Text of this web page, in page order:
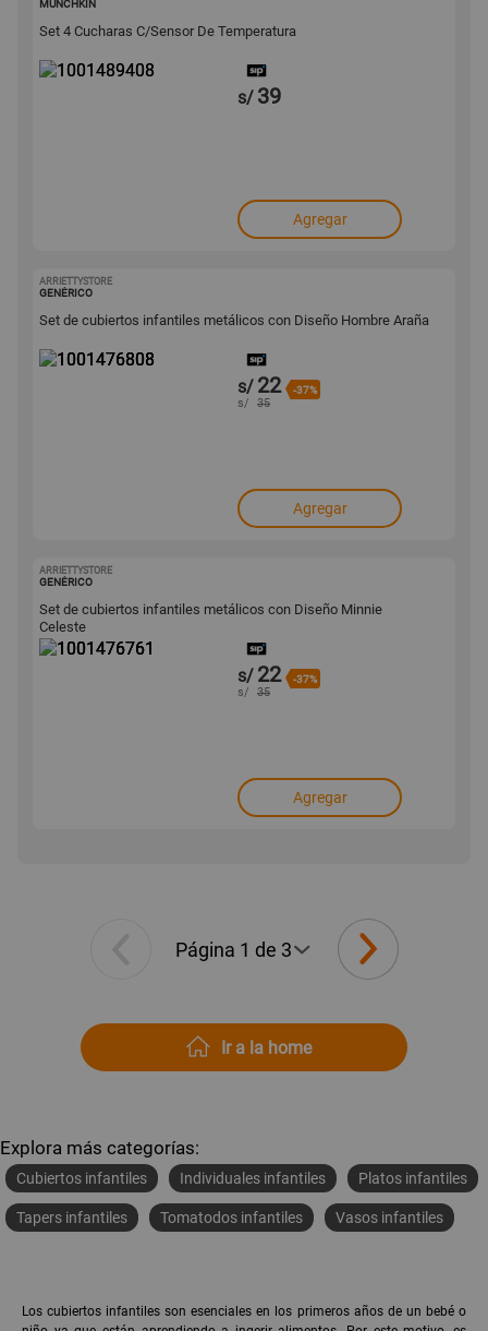
MUNCHKIN
Set 4 Cucharas C/Sensor De Temperatura
s/ 39
Agregar
ARRIETTYSTORE
GENÉRICO
Set de cubiertos infantiles metálicos con Diseño Hombre Araña
s/ 22 -37%
s/ 35
Agregar
ARRIETTYSTORE
GENÉRICO
Set de cubiertos infantiles metálicos con Diseño Minnie
Celeste
s/ 22 -37%
s/ 35
Agregar
Ir a la home
Explora más categorías:
Cubiertos infantiles Individuales infantiles Platos infantiles
Tapers infantiles Tomatodos infantiles Vasos infantiles
Los cubiertos infantiles son esenciales en los primeros años de un bebé o